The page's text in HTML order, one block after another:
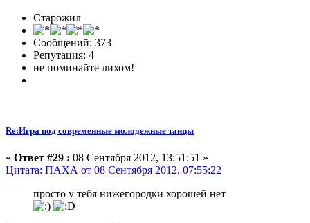
Старожил
Сообщений: 373
Репутация: 4
не поминайте лихом!
Re:Игра под современные молодежные танцы
« Ответ #29 : 08 Сентября 2012, 13:51:51 »
Цитата: ПАХА от 08 Сентября 2012, 07:55:22
просто у тебя нижегородки хорошей нет